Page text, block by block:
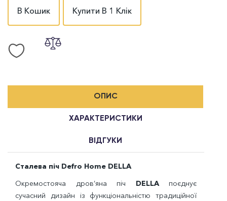
В Кошик Купити В 1 Клік
ОПИС
ХАРАКТЕРИСТИКИ
ВІДГУКИ
Сталева піч Defro Home DELLA
Окремостояча дров’яна піч DELLAпоєднує
сучасний дизайн із функціональністю традиційної